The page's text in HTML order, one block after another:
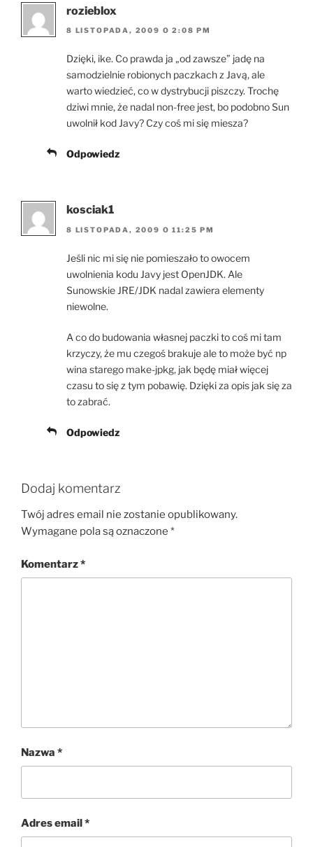
rozieblox
8 LISTOPADA, 2009 O 2:08 PM
Dzięki, ike. Co prawda ja „od zawsze” jadę na
samodzielnie robionych paczkach z Javą, ale
warto wiedzieć, co w dystrybucji piszczy. Trochę
dziwi mnie, że nadal non-free jest, bo podobno Sun
uwolnił kod Javy? Czy coś mi się miesza?
Odpowiedz
kosciak1
8 LISTOPADA, 2009 O 11:25 PM
Jeśli nic mi się nie pomieszało to owocem
uwolnienia kodu Javy jest OpenJDK. Ale
Sunowskie JRE/JDK nadal zawiera elementy
niewolne.
A co do budowania własnej paczki to coś mi tam
krzyczy, że mu czegoś brakuje ale to może być np
wina starego make-jpkg, jak będę miał więcej
czasu to się z tym pobawię. Dzięki za opis jak się za
to zabrać.
Odpowiedz
Dodaj komentarz
Twój adres email nie zostanie opublikowany.
Wymagane pola są oznaczone *
Komentarz*
Nazwa *
Adres email*